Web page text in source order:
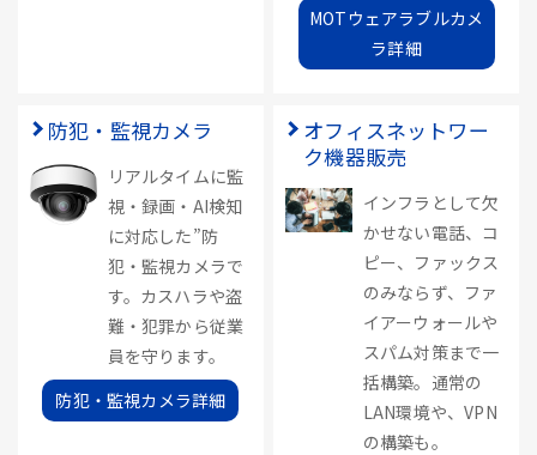
MOTウェアラブルカメ
ラ詳細
防犯・監視カメラ
リアルタイムに監
視・録画・AI検知
に対応した”防
犯・監視カメラで
す。カスハラや盗
難・犯罪から従業
員を守ります。
防犯・監視カメラ詳細
オフィスネットワー
ク機器販売
インフラとして欠
かせない電話、コ
ピー、ファックス
のみならず、ファ
イアーウォールや
スパム対策まで一
括構築。通常の
LAN環境や、VPN
の構築も。